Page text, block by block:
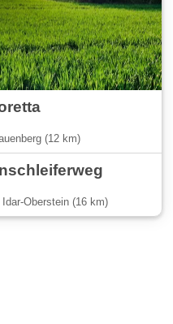
(12 km)
Oberstein (16 km)